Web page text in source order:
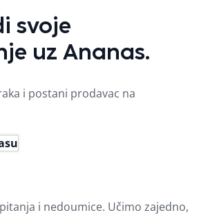
svoje
uz Ananas.
i postani prodavac na
i nedoumice. Učimo zajedno,